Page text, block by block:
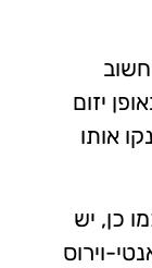
יזום
אותו
כן, יש
וירוס